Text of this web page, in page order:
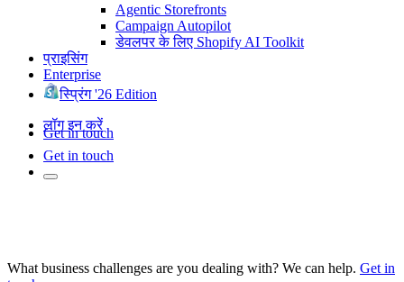
Agentic Storefronts
Campaign Autopilot
डेवलपर के लिए Shopify AI Toolkit
प्राइसिंग
Enterprise
स्प्रिंग '26 Edition
लॉग इन करें
Get in touch
Get in touch
What business challenges are you dealing with? We can help. Get in